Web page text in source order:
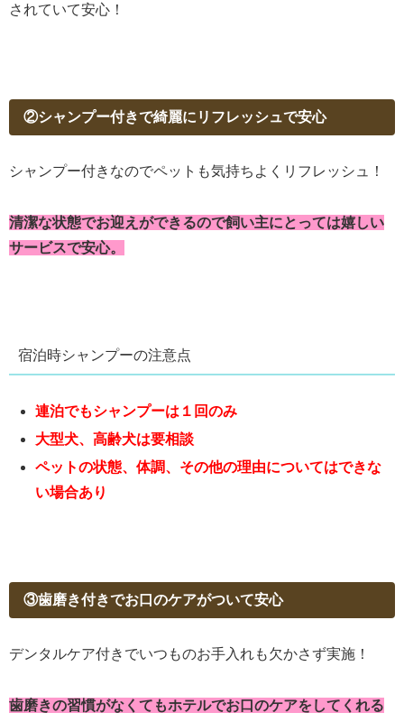
されていて安心！
②シャンプー付きで綺麗にリフレッシュで安心
シャンプー付きなのでペットも気持ちよくリフレッシュ！
清潔な状態でお迎えができるので飼い主にとっては嬉しい
サービスで安心。
宿泊時シャンプーの注意点
連泊でもシャンプーは１回のみ
大型犬、高齢犬は要相談
ペットの状態、体調、その他の理由についてはできな
い場合あり
③歯磨き付きでお口のケアがついて安心
デンタルケア付きでいつものお手入れも欠かさず実施！
歯磨きの習慣がなくてもホテルでお口のケアをしてくれる